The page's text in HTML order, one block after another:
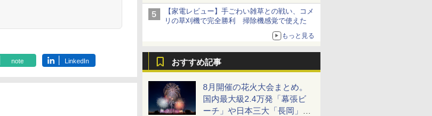
化、Windows 10/11、「Chrome」も走り回
る。復活記念で2026年末まで500円
【家電レビュー】手ごわい雑草との戦い、コメ
リの草刈機で完全勝利 掃除機感覚で使えた
もっと見る
おすすめ記事
8月開催の花火大会まとめ。
国内最大級2.4万発「幕張ビ
ーチ」や日本三大「長岡」な
note LinkedIn